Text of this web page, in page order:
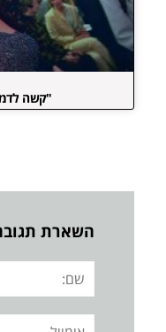
"קשה
השארת
שם:
אימייל